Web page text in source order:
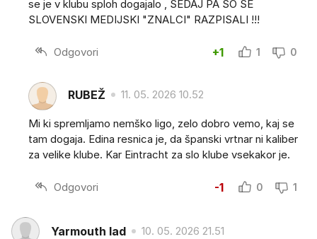
se je v klubu sploh dogajalo , SEDAJ PA SO SE
SLOVENSKI MEDIJSKI "ZNALCI" RAZPISALI !!!
Odgovori +1 1 0
RUBEŽ 11. 05. 2026 10.52
Mi ki spremljamo nemško ligo, zelo dobro vemo, kaj se
tam dogaja. Edina resnica je, da španski vrtnar ni kaliber
za velike klube. Kar Eintracht za slo klube vsekakor je.
Odgovori -1 0 1
Yarmouth lad 10. 05. 2026 21.51